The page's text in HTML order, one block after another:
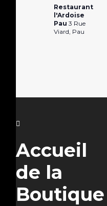
Restaurant
l'Ardoise
Pau 3 Rue
Viard, Pau
Accueil
de la
Boutique